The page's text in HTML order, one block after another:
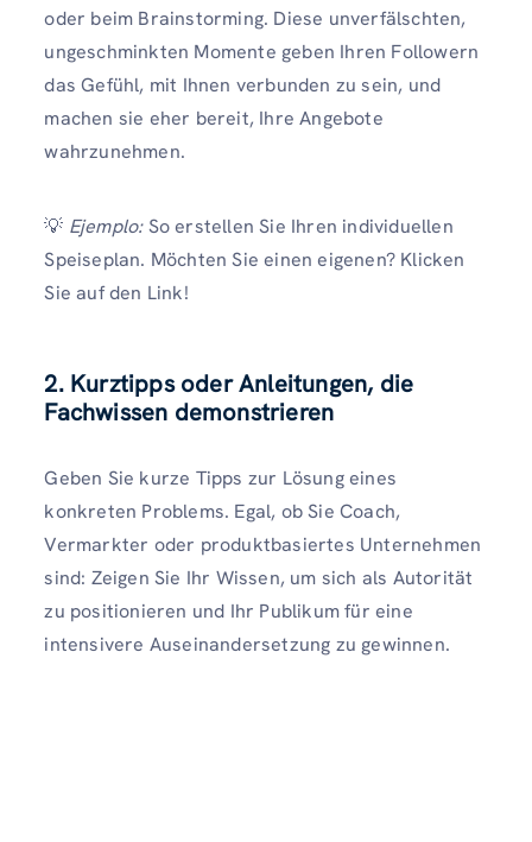
oder beim Brainstorming. Diese unverfälschten,
ungeschminkten Momente geben Ihren Followern
das Gefühl, mit Ihnen verbunden zu sein, und
machen sie eher bereit, Ihre Angebote
wahrzunehmen.
💡 Ejemplo:So erstellen Sie Ihren individuellen
Speiseplan. Möchten Sie einen eigenen? Klicken
Sie auf den Link!
2. Kurztipps oder Anleitungen, die
Fachwissen demonstrieren
Geben Sie kurze Tipps zur Lösung eines
konkreten Problems. Egal, ob Sie Coach,
Vermarkter oder produktbasiertes Unternehmen
sind: Zeigen Sie Ihr Wissen, um sich als Autorität
zu positionieren und Ihr Publikum für eine
intensivere Auseinandersetzung zu gewinnen.